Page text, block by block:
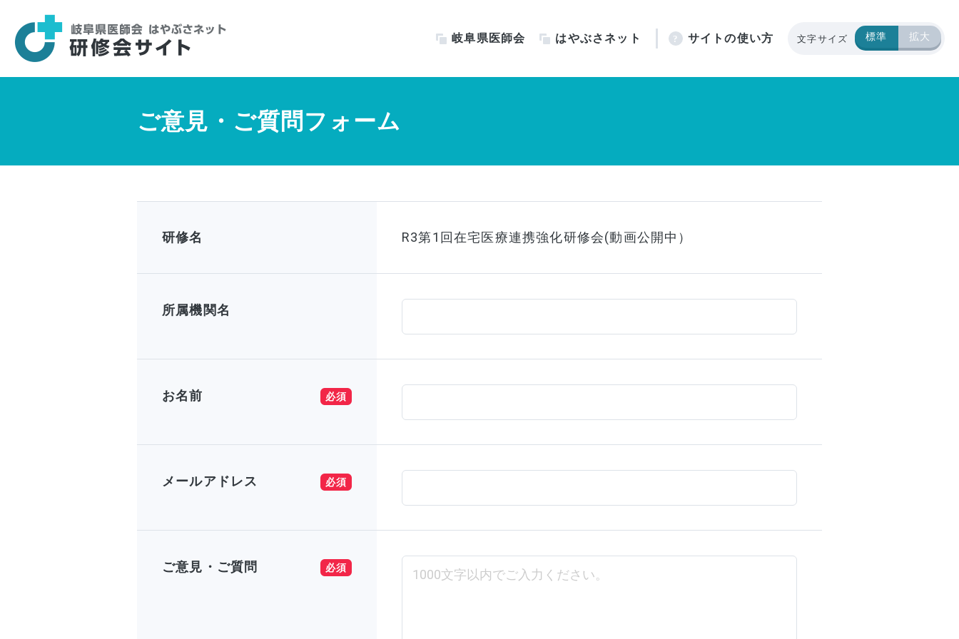
岐阜県医師会 はやぶさネット サイトの使い方 文字サイズ 標準 拡大
ご意見・ご質問フォーム
研修名 R3第1回在宅医療連携強化研修会(動画公開中）
所属機関名
お名前
メールアドレス
ご意見・ご質問